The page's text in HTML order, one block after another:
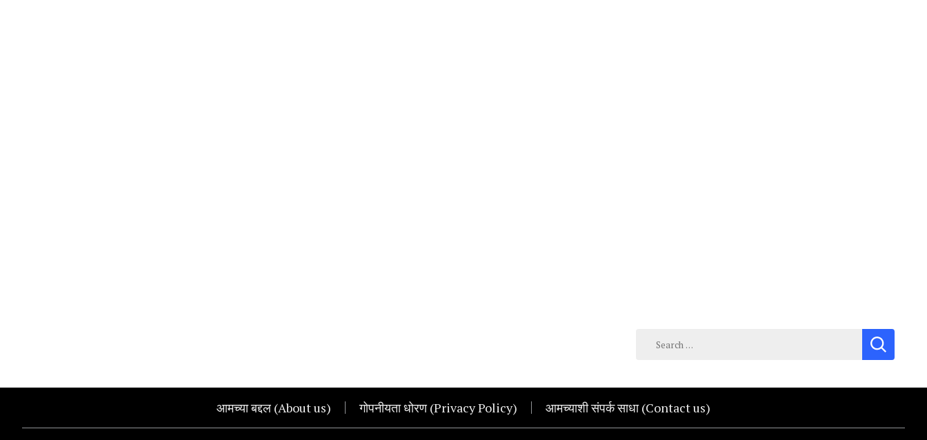
Search
आमच्या बद्दल (About us) गोपनीयता धोरण (Privacy Policy) आमच्याशी संपर्क साधा (Contact us)